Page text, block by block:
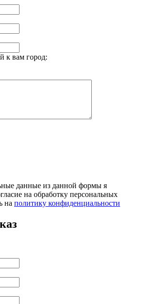
к вам город:
данные из данной формы я
на обработку персональных
на политику конфиденциальности